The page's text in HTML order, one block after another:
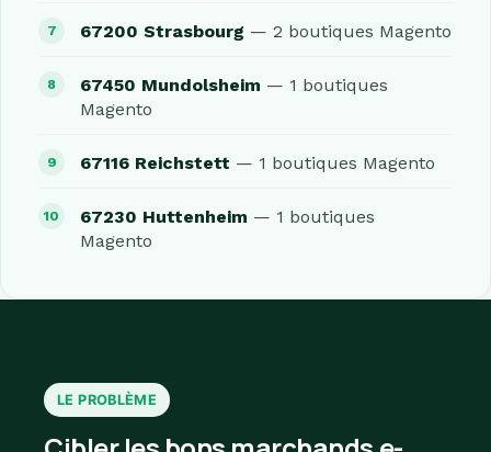
67200 Strasbourg — 2 boutiques Magento
67450 Mundolsheim — 1 boutiques
Magento
67116 Reichstett — 1 boutiques Magento
67230 Huttenheim — 1 boutiques
Magento
LE PROBLÈME